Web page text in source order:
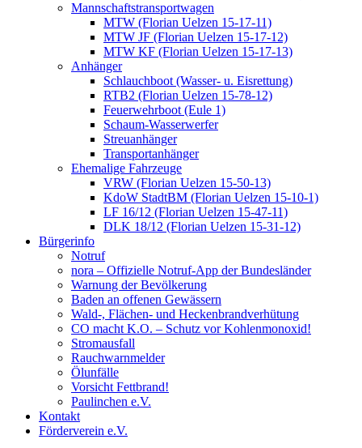
Mannschaftstransportwagen
MTW (Florian Uelzen 15-17-11)
MTW JF (Florian Uelzen 15-17-12)
MTW KF (Florian Uelzen 15-17-13)
Anhänger
Schlauchboot (Wasser- u. Eisrettung)
RTB2 (Florian Uelzen 15-78-12)
Feuerwehrboot (Eule 1)
Schaum-Wasserwerfer
Streuanhänger
Transportanhänger
Ehemalige Fahrzeuge
VRW (Florian Uelzen 15-50-13)
KdoW StadtBM (Florian Uelzen 15-10-1)
LF 16/12 (Florian Uelzen 15-47-11)
DLK 18/12 (Florian Uelzen 15-31-12)
Bürgerinfo
Notruf
nora – Offizielle Notruf-App der Bundesländer
Warnung der Bevölkerung
Baden an offenen Gewässern
Wald-, Flächen- und Heckenbrandverhütung
CO macht K.O. – Schutz vor Kohlenmonoxid!
Stromausfall
Rauchwarnmelder
Ölunfälle
Vorsicht Fettbrand!
Paulinchen e.V.
Kontakt
Förderverein e.V.